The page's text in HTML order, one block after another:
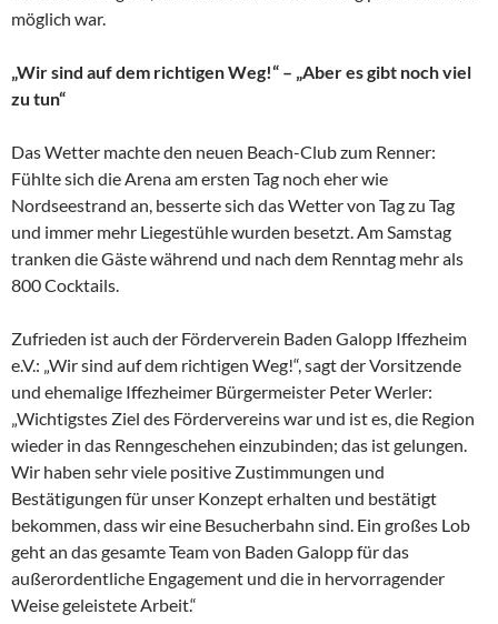
möglich war.
„Wir sind auf dem richtigen Weg!“ – „Aber es gibt noch viel
zu tun“
Das Wetter machte den neuen Beach-Club zum Renner:
Fühlte sich die Arena am ersten Tag noch eher wie
Nordseestrand an, besserte sich das Wetter von Tag zu Tag
und immer mehr Liegestühle wurden besetzt. Am Samstag
tranken die Gäste während und nach dem Renntag mehr als
800 Cocktails.
Zufrieden ist auch der Förderverein Baden Galopp Iffezheim
e.V.: „Wir sind auf dem richtigen Weg!“, sagt der Vorsitzende
und ehemalige Iffezheimer Bürgermeister Peter Werler:
„Wichtigstes Ziel des Fördervereins war und ist es, die Region
wieder in das Renngeschehen einzubinden; das ist gelungen.
Wir haben sehr viele positive Zustimmungen und
Bestätigungen für unser Konzept erhalten und bestätigt
bekommen, dass wir eine Besucherbahn sind. Ein großes Lob
geht an das gesamte Team von Baden Galopp für das
außerordentliche Engagement und die in hervorragender
Weise geleistete Arbeit.“